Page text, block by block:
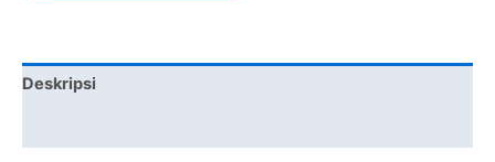
Deskripsi